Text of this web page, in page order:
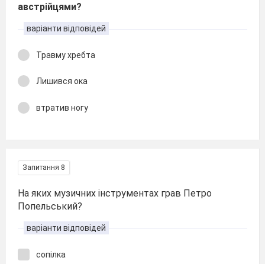
австрійцями?
варіанти відповідей
Травму хребта
Лишився ока
втратив ногу
Запитання 8
На яких музичних інструментах грав Петро
Попельський?
варіанти відповідей
сопілка